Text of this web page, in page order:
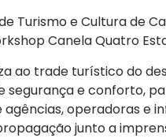
Turismo e Cultura de
Canela Quatro
ao trade turístico do
segurança e conforto,
operadoras e
junto a